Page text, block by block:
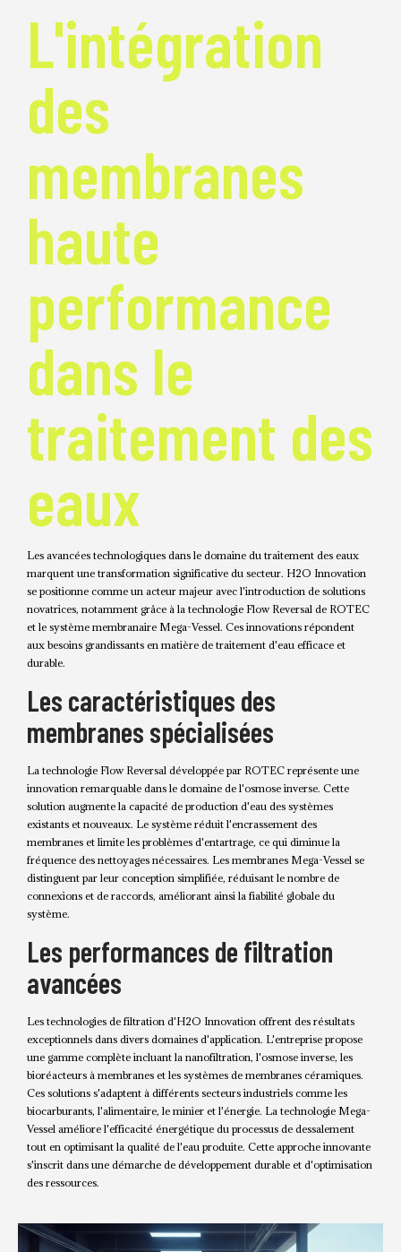
L'intégration
des
membranes
haute
performance
dans le
traitement des
eaux
Les avancées technologiques dans le domaine du traitement des eaux
marquent une transformation significative du secteur. H2O Innovation
se positionne comme un acteur majeur avec l'introduction de solutions
novatrices, notamment grâce à la technologie Flow Reversal de ROTEC
et le système membranaire Mega-Vessel. Ces innovations répondent
aux besoins grandissants en matière de traitement d'eau efficace et
durable.
Les caractéristiques des
membranes spécialisées
La technologie Flow Reversal développée par ROTEC représente une
innovation remarquable dans le domaine de l'osmose inverse. Cette
solution augmente la capacité de production d'eau des systèmes
existants et nouveaux. Le système réduit l'encrassement des
membranes et limite les problèmes d'entartrage, ce qui diminue la
fréquence des nettoyages nécessaires. Les membranes Mega-Vessel se
distinguent par leur conception simplifiée, réduisant le nombre de
connexions et de raccords, améliorant ainsi la fiabilité globale du
système.
Les performances de filtration
avancées
Les technologies de filtration d'H2O Innovation offrent des résultats
exceptionnels dans divers domaines d'application. L'entreprise propose
une gamme complète incluant la nanofiltration, l'osmose inverse, les
bioréacteurs à membranes et les systèmes de membranes céramiques.
Ces solutions s'adaptent à différents secteurs industriels comme les
biocarburants, l'alimentaire, le minier et l'énergie. La technologie Mega-
Vessel améliore l'efficacité énergétique du processus de dessalement
tout en optimisant la qualité de l'eau produite. Cette approche innovante
s'inscrit dans une démarche de développement durable et d'optimisation
des ressources.